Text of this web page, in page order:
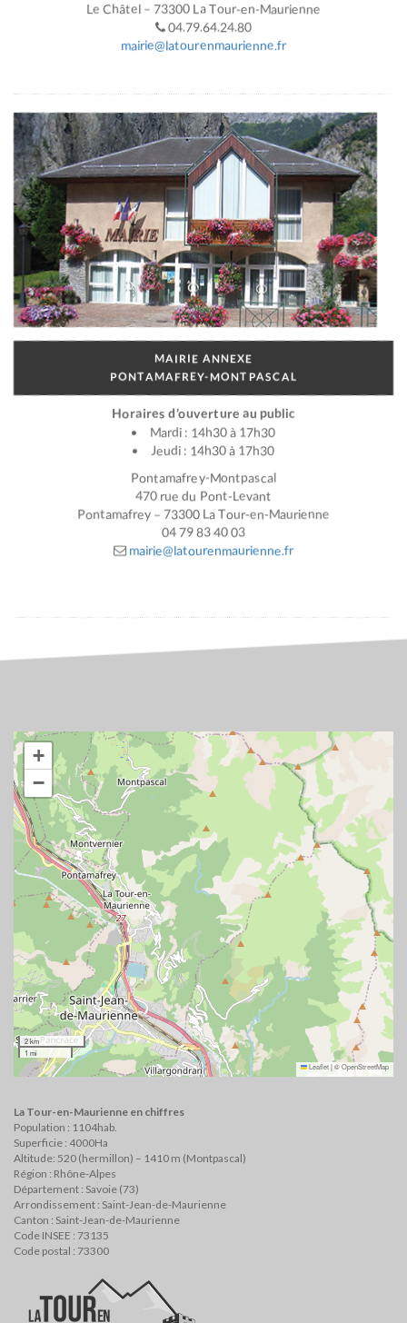
Le Châtel – 73300 La Tour-en-Maurienne
04.79.64.24.80
mairie@latourenmaurienne.fr
MAIRIE ANNEXE
PONTAMAFREY-MONTPASCAL
Horaires d’ouverture au public
Mardi : 14h30 à 17h30
Jeudi : 14h30 à 17h30
Pontamafrey-Montpascal
470 rue du Pont-Levant
Pontamafrey – 73300 La Tour-en-Maurienne
04 79 83 40 03
mairie@latourenmaurienne.fr
+
−
2 km
1 mi
Leaflet|©OpenStreetMap
La Tour-en-Maurienne en chiffres
Population : 1104hab.
Superficie : 4000Ha
Altitude: 520 (hermillon) – 1410 m (Montpascal)
Région : Rhône-Alpes
Département : Savoie (73)
Arrondissement : Saint-Jean-de-Maurienne
Canton : Saint-Jean-de-Maurienne
Code INSEE : 73135
Code postal : 73300